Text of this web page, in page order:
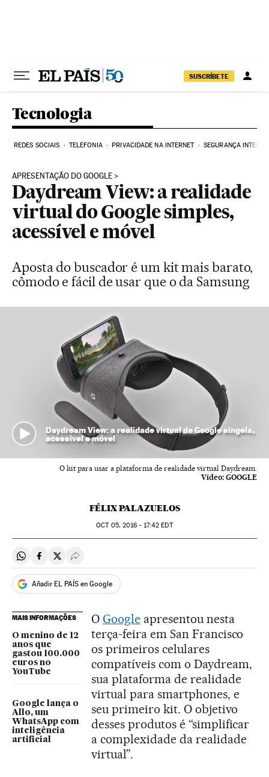
SUSCRÍBETE
Tecnologia
REDES SOCIAIS TELEFONIA PRIVACIDADE NA INTERNET SEGURANÇA
APRESENTAÇÃO DO GOOGLE
Daydream View: a realidade
virtual do Google simples,
acessível e móvel
Aposta do buscador é um kit mais barato,
cômodo e fácil de usar que o da Samsung
Daydream View: a realidade virtual de Google singela,
acessível e móvel
O kit para usar a plataforma de realidade virtual Daydream.
Vídeo: GOOGLE
FÉLIX PALAZUELOS
OCT05, 2016 - 17:42 EDT
Compartir en Whatsapp
Compartir en Facebook
Compartir en Twitter
Desplegar Redes Sociales
Añadir EL PAÍS en Google
MAIS INFORMAÇÕES
O menino de 12
anos que
gastou 100.000
euros no
YouTube
Google lança o
Allo, um
WhatsApp com
inteligência
artificial
O Googleapresentou nesta
terça-feira em San Francisco
os primeiros celulares
compatíveis com o Daydream,
sua plataforma de realidade
virtual para smartphones, e
seu primeiro kit. O objetivo
desses produtos é “simplificar
a complexidade da realidade
virtual”.